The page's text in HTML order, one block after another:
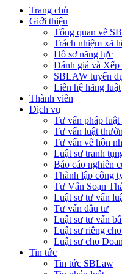
Trang chủ
Giới thiệu
Tổng quan về
Trách nhiệm xã
Hồ sơ năng lực
Đánh giá và Xếp
SBLAW tuyển
Liên hệ hãng luật
Thành viên
Dịch vụ
Tư vấn pháp luật
Tư vấn luật
Tư vấn về hôn
Luật sư tranh
Báo cáo nghiên
Thành lập công
Tư Vấn Soạn
Luật sư tư vấn
Tư vấn đầu tư
Luật sư tư vấn
Luật sư riêng
Luật sư cho
Tin tức
Tin tức SBLaw